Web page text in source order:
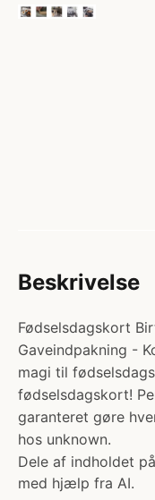
Beskrivelse
Fødselsdagskort
Gaveindpakning -
magi til
fødselsdagskort!
garanteret gøre
hos unknown.
Dele af indholdet
med hjælp fra AI.